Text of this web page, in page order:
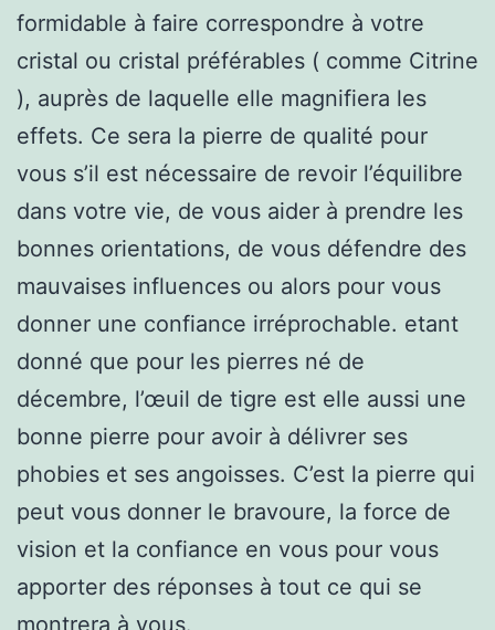
formidable à faire correspondre à votre
cristal ou cristal préférables ( comme Citrine
), auprès de laquelle elle magnifiera les
effets. Ce sera la pierre de qualité pour
vous s’il est nécessaire de revoir l’équilibre
dans votre vie, de vous aider à prendre les
bonnes orientations, de vous défendre des
mauvaises influences ou alors pour vous
donner une confiance irréprochable. etant
donné que pour les pierres né de
décembre, l’œuil de tigre est elle aussi une
bonne pierre pour avoir à délivrer ses
phobies et ses angoisses. C’est la pierre qui
peut vous donner le bravoure, la force de
vision et la confiance en vous pour vous
apporter des réponses à tout ce qui se
montrera à vous.